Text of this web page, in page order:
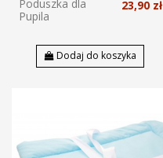
Poduszka dla
Pupila
23,90 zł
Dodaj do koszyka